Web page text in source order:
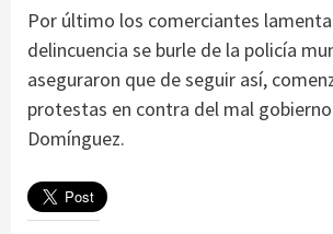
Por último los comerciantes
delincuencia se burle de la policía
aseguraron que de seguir así,
protestas en contra del mal
Domínguez.